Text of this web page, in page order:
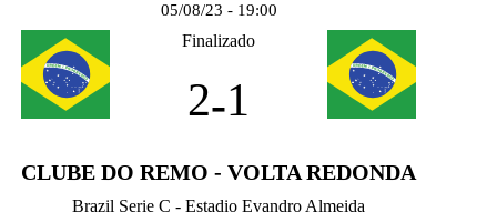
05/08/23 - 19:00
Finalizado
2-1
CLUBE DO REMO - VOLTA REDONDA
Brazil Serie C - Estadio Evandro Almeida